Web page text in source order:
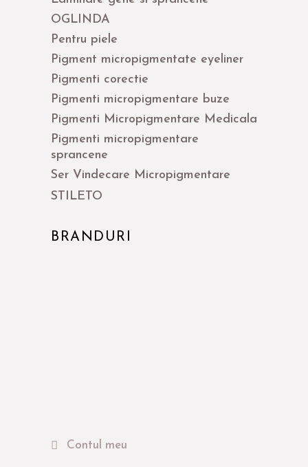
OGLINDA
Pentru piele
Pigment micropigmentate eyeliner
Pigmenti corectie
Pigmenti micropigmentare buze
Pigmenti Micropigmentare Medicala
Pigmenti micropigmentare
sprancene
Ser Vindecare Micropigmentare
STILETO
BRANDURI
Contul meu